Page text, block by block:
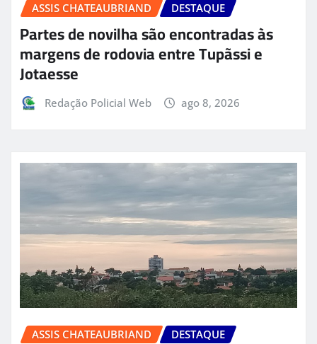
ASSIS CHATEAUBRIAND DESTAQUE
Partes de novilha são encontradas às
margens de rodovia entre Tupãssi e
Jotaesse
Redação Policial Web ago 8, 2026
ASSIS CHATEAUBRIAND DESTAQUE